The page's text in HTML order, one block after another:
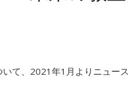
て、2021年1月よりニュー